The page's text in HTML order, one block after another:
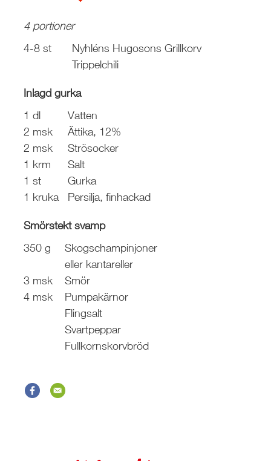
4 portioner
4-8 st
Nyhléns Hugosons Grillkorv
Trippelchili
Inlagd gurka
1 dl
Vatten
2 msk
Ättika, 12%
2 msk
Strösocker
1 krm
Salt
1 st
Gurka
1 kruka
Persilja, finhackad
Smörstekt svamp
350 g
Skogschampinjoner
eller kantareller
3 msk
Smör
4 msk
Pumpakärnor
Flingsalt
Svartpeppar
Fullkornskorvbröd